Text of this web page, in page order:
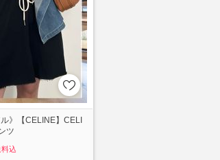
》【CELINE】CELI
ツ
料込